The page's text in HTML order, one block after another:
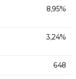
8,95%
3,24%
648